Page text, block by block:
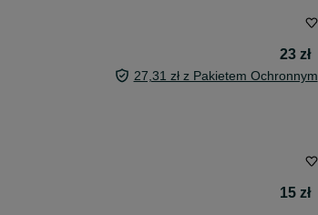
23 zł
27,31 zł z Pakietem Ochronnym
15 zł